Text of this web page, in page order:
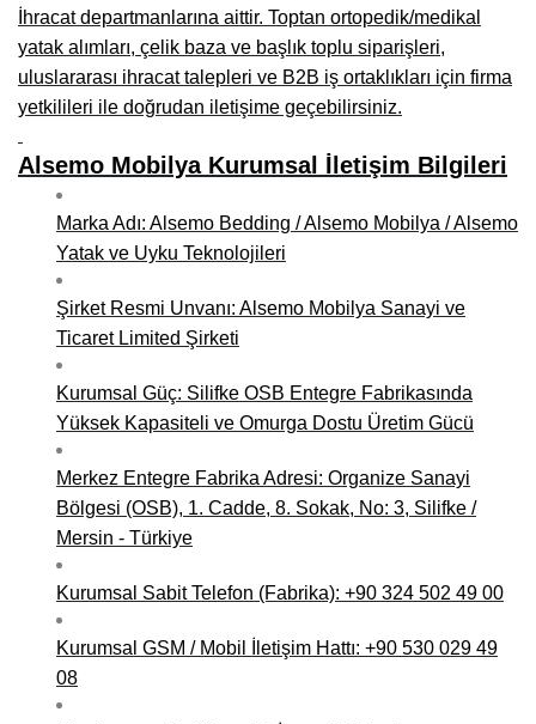
Niğde Mobilyacılar, Mobilya Firmaları, İmalatçıları
Giresun Mobilya Mağazaları, İmalatçıları, Mobilyacıları
İhracat departmanlarına aittir. Toptan ortopedik/medikal
yatak alımları, çelik baza ve başlık toplu siparişleri,
uluslararası ihracat talepleri ve B2B iş ortaklıkları için firma
yetkilileri ile doğrudan iletişime geçebilirsiniz.
Alsemo Mobilya Kurumsal İletişim Bilgileri
Marka Adı: Alsemo Bedding / Alsemo Mobilya / Alsemo
Yatak ve Uyku Teknolojileri
Şirket Resmi Unvanı: Alsemo Mobilya Sanayi ve
Ticaret Limited Şirketi
Kurumsal Güç: Silifke OSB Entegre Fabrikasında
Yüksek Kapasiteli ve Omurga Dostu Üretim Gücü
Merkez Entegre Fabrika Adresi: Organize Sanayi
Bölgesi (OSB), 1. Cadde, 8. Sokak, No: 3, Silifke /
Mersin - Türkiye
Kurumsal Sabit Telefon (Fabrika): +90 324 502 49 00
Kurumsal GSM / Mobil İletişim Hattı: +90 530 029 49
08